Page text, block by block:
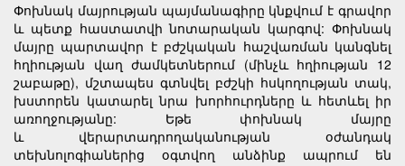
Փոխնակ մայրության պայմանագիրը կնքվում է գրավոր
և պետք հաստատվի նոտարական կարգով: Փոխնակ
մայրը պարտավոր է բժշկական հաշվառման կանգնել
հղիության վաղ ժամկետներում (մինչև հղիության 12
շաբաթը), մշտապես գտնվել բժշկի հսկողության տակ,
խստորեն կատարել նրա խորհուրդները և հետևել իր
առողջությանը: Եթե փոխնակ մայրը
և վերարտադրողականության օժանդակ
տեխնոլոգիաներից օգտվող անձինք ապրում են